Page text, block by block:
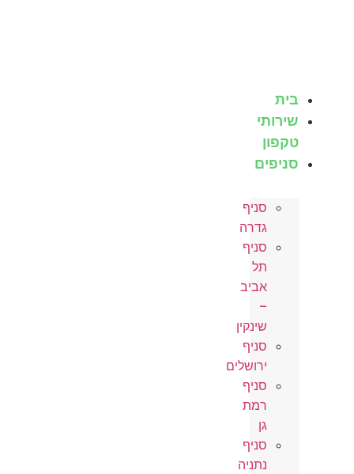
בית
שירותי
טקפון
סניפים
סניף
גדרה
סניף
תל
אביב
–
שינקין
סניף
ירושלים
סניף
רמת
גן
סניף
נתניה